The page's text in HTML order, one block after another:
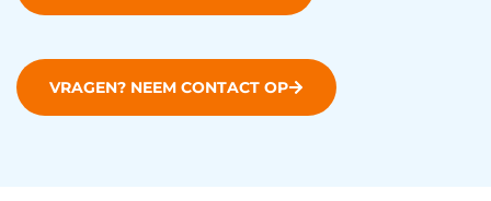
VRAGEN? NEEM CONTACT OP